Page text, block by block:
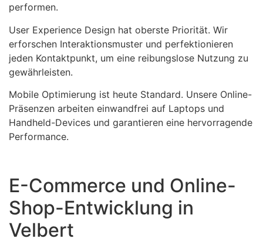
performen.
User Experience Design hat oberste Priorität. Wir
erforschen Interaktionsmuster und perfektionieren
jeden Kontaktpunkt, um eine reibungslose Nutzung zu
gewährleisten.
Mobile Optimierung ist heute Standard. Unsere Online-
Präsenzen arbeiten einwandfrei auf Laptops und
Handheld-Devices und garantieren eine hervorragende
Performance.
E-Commerce und Online-
Shop-Entwicklung in
Velbert